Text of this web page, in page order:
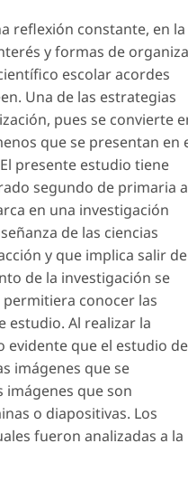
reflexión constante, en la
y formas de
escolar acordes
Una de las estrategias
pues se convierte
que se presentan en
presente estudio tiene
segundo de primaria
en una investigación
de las ciencias
y que implica salir
de la investigación se
conocer las
estudio. Al realizar la
que el estudio
imágenes que se
imágenes que son
o diapositivas. Los
fueron analizadas a la